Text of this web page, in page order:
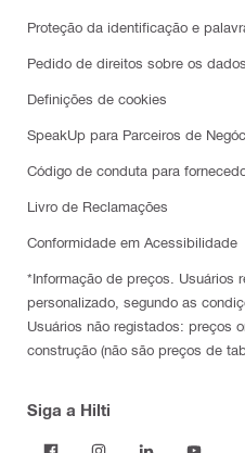
Proteção da identificação e
Pedido de direitos sobre os
Definições de cookies
SpeakUp para Parceiros de
Código de conduta para
Livro de Reclamações
Conformidade em Acessibilidade
*Informação de preços. Usuários
personalizado, segundo as
Usuários não registados: preços
construção (não são preços de
Siga a Hilti